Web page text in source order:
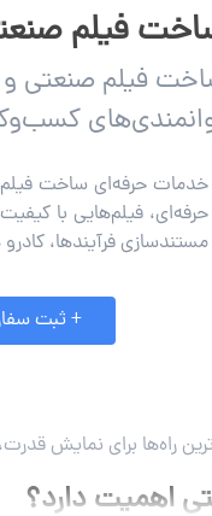
فیلم
فیلم صنعتی و
خدمات حرفه‌ای ساخت فیلم
حرفه‌ای، فیلم‌هایی با
مستندسازی فرآیندها،
+ ثبت
راه‌ها برای نمایش
اهمیت دارد؟